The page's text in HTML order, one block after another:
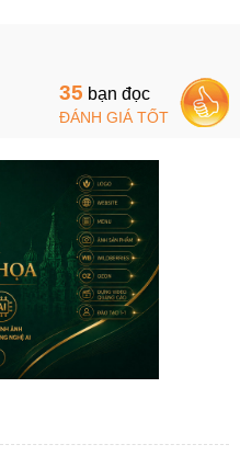
35 bạn đọc
ĐÁNH GIÁ TỐT